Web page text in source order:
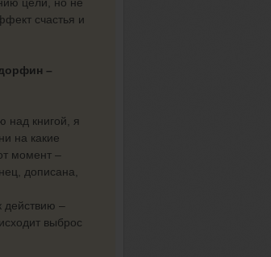
цели, но не
счастья и
–
над книгой, я
на какие
момент –
дописана,
действию –
выброс